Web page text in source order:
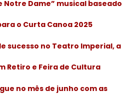
Notre Dame” musical baseado
o Curta Canoa 2025
sucesso no Teatro Imperial, a
Retiro e Feira de Cultura
no mês de junho com as